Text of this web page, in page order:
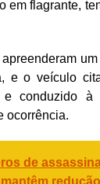
em flagrante,
e o veículo
e conduzido à
ocorrência.
de